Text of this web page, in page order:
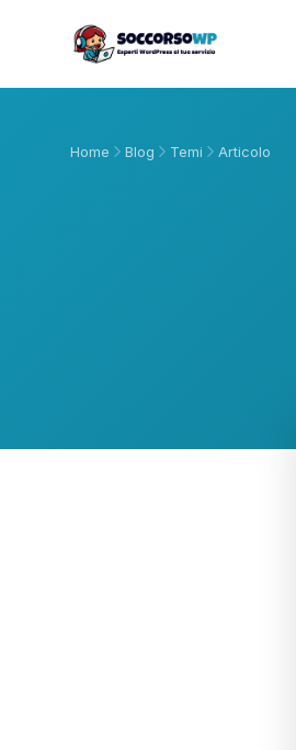
Home Blog Temi Articolo